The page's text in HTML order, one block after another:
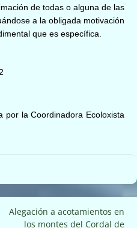
de todas o alguna de las
a la obligada motivación
que es específica.
por la Coordinadora Ecoloxista
Alegación a acotamientos en
los montes del Cordal de